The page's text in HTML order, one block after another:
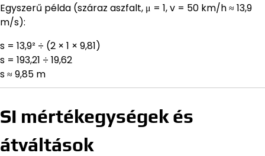
Egyszerű példa (száraz aszfalt, μ = 1, v = 50 km/h ≈ 13,9
m/s):
s = 13,9² ÷ (2 × 1 × 9,81)
s = 193,21 ÷ 19,62
s ≈ 9,85 m
SI mértékegységek és
átváltások